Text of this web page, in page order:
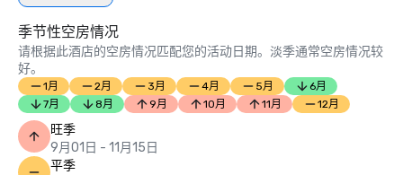
季节性空房情况
请根据此酒店的空房情况匹配您的活动日期。淡季通常空房情况较
好。
1月 2月 3月 4月 5月
6月
7月
8月 9月 10月 11月 12月
旺季
9月01日 - 11月15日
平季